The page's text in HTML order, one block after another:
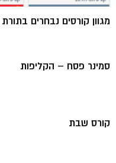
מגוון קורסים נבחרים
סמינר פסח – הקליפות
קורס שבת